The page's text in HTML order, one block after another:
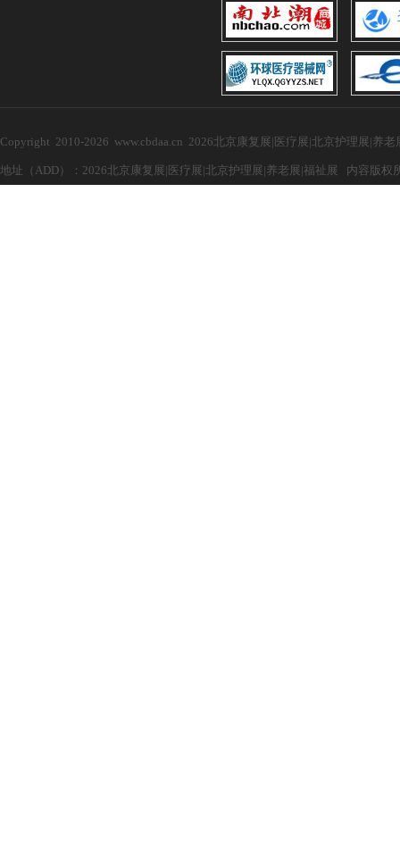
Copyright 2010-2026 www.cbdaa.cn 2026北京康复展|医疗展|北京护理展|
地址（ADD）：2026北京康复展|医疗展|北京护理展|养老展|福祉展 内容版